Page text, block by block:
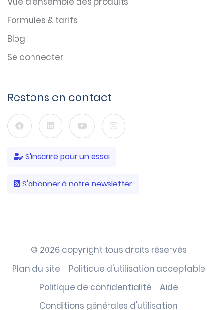
Formules & tarifs
Blog
Se connecter
Restons en contact
S'inscrire pour un essai
S'abonner à notre newsletter
© 2026 copyright tous droits réservés
Plan du site
Politique d'utilisation acceptable
Politique de confidentialité
Aide
Conditions générales d'utilisation